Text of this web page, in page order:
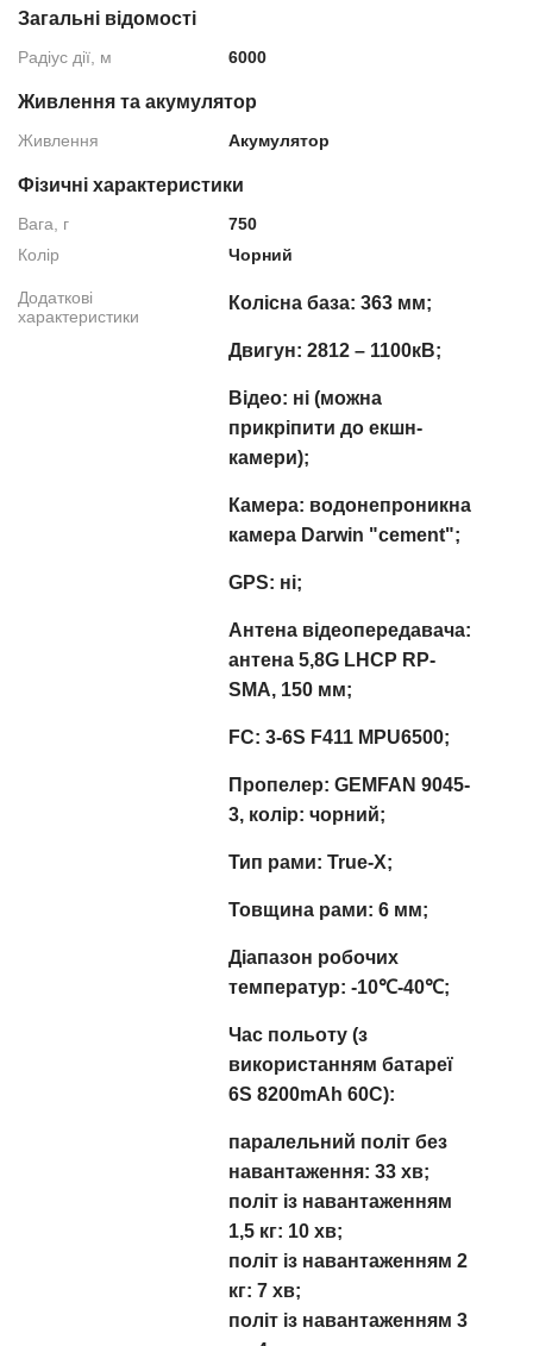
Загальні відомості
Радіус дії, м 6000
Живлення та акумулятор
Живлення Акумулятор
Фізичні характеристики
Вага, г
750
Колір
Чорний
Додаткові
характеристики
Колісна база: 363 мм;
Двигун: 2812 – 1100кВ;
Відео: ні (можна
прикріпити до екшн-
камери);
Камера: водонепроникна
камера Darwin "cement";
GPS: ні;
Антена відеопередавача:
антена 5,8G LHCP RP-
SMA, 150 мм;
FC: 3-6S F411 MPU6500;
Пропелер: GEMFAN 9045-
3, колір: чорний;
Тип рами: True-X;
Товщина рами: 6 мм;
Діапазон робочих
температур: -10℃-40℃;
Час польоту (з
використанням батареї
6S 8200mAh 60C):
паралельний політ без
навантаження: 33 хв;
політ із навантаженням
1,5 кг: 10 хв;
політ із навантаженням 2
кг: 7 хв;
політ із навантаженням 3